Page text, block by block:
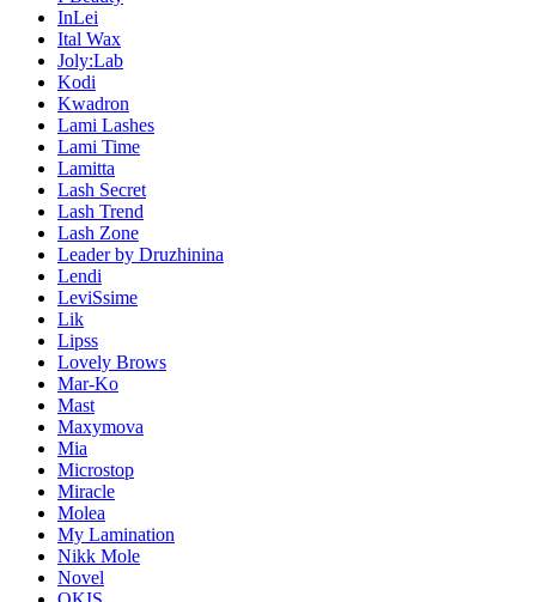
InLei
Ital Wax
Joly:Lab
Kodi
Kwadron
Lami Lashes
Lami Time
Lamitta
Lash Secret
Lash Trend
Lash Zone
Leader by Druzhinina
Lendi
LeviSsime
Lik
Lipss
Lovely Brows
Mar-Ko
Mast
Maxymova
Mia
Microstop
Miracle
Molea
My Lamination
Nikk Mole
Novel